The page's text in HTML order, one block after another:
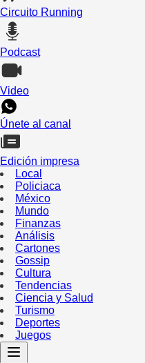
Circuito Running
Podcast
Video
Únete al canal
Edición impresa
Local
Policiaca
México
Mundo
Finanzas
Análisis
Cartones
Gossip
Cultura
Tendencias
Ciencia y Salud
Turismo
Deportes
Juegos